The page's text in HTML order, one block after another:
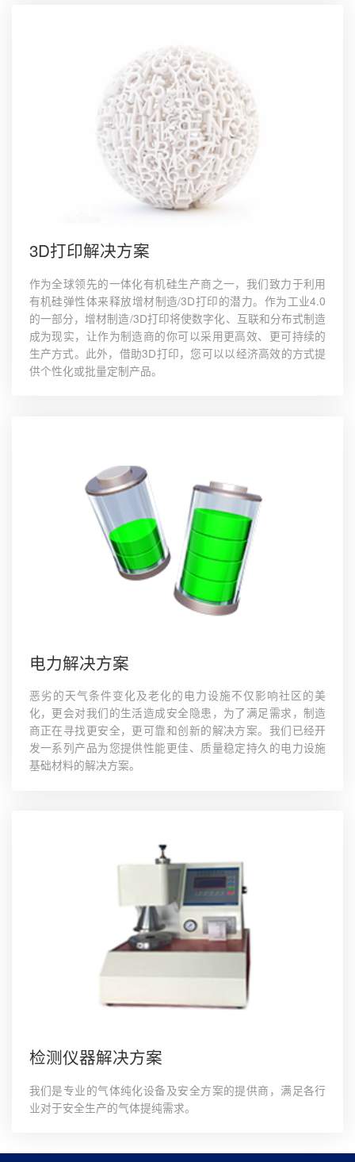
3D打印解决方案
作为全球领先的一体化有机硅生产商之一，我们致力于利用
有机硅弹性体来释放增材制造/3D打印的潜力。作为工业4.0
的一部分，增材制造/3D打印将使数字化、互联和分布式制造
成为现实，让作为制造商的你可以采用更高效、更可持续的
生产方式。此外，借助3D打印，您可以以经济高效的方式提
供个性化或批量定制产品。
电力解决方案
恶劣的天气条件变化及老化的电力设施不仅影响社区的美
化，更会对我们的生活造成安全隐患，为了满足需求，制造
商正在寻找更安全，更可靠和创新的解决方案。我们已经开
发一系列产品为您提供性能更佳、质量稳定持久的电力设施
基础材料的解决方案。
检测仪器解决方案
我们是专业的气体纯化设备及安全方案的提供商，满足各行
业对于安全生产的气体提纯需求。